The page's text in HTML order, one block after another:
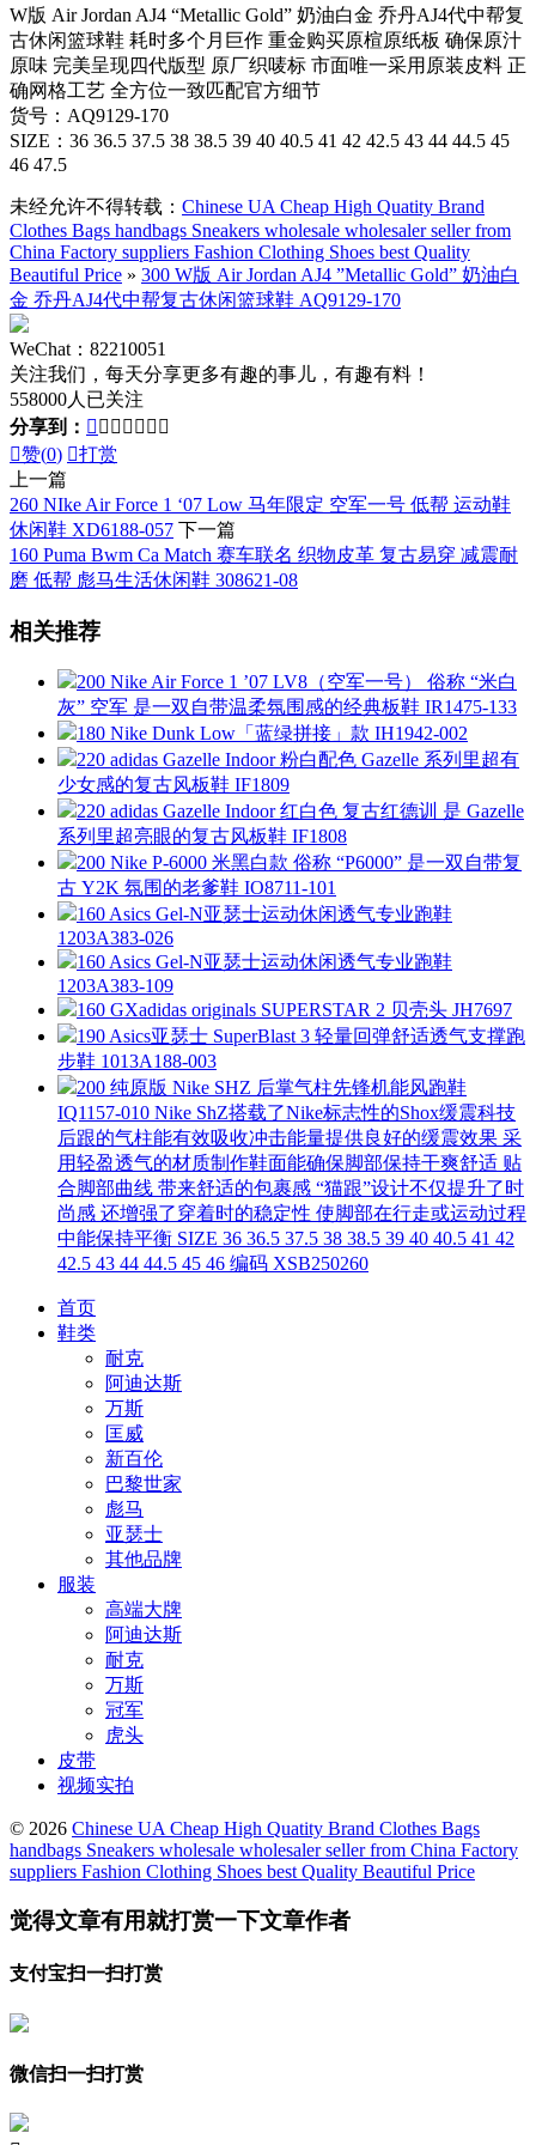
W版 Air Jordan AJ4 “Metallic Gold” 奶油白金 乔丹AJ4代中帮复
古休闲篮球鞋 耗时多个月巨作 重金购买原楦原纸板 确保原汁
原味 完美呈现四代版型 原厂织唛标 市面唯一采用原装皮料 正
确网格工艺 全方位一致匹配官方细节
货号：AQ9129-170
SIZE：36 36.5 37.5 38 38.5 39 40 40.5 41 42 42.5 43 44 44.5 45
46 47.5
未经允许不得转载： Chinese UA Cheap High Quatity Brand
Clothes Bags handbags Sneakers wholesale wholesaler seller from
China Factory suppliers Fashion Clothing Shoes best Quality
Beautiful Price » 300 W版 Air Jordan AJ4 ”Metallic Gold” 奶油白
金 乔丹AJ4代中帮复古休闲篮球鞋 AQ9129-170
WeChat：82210051
关注我们，每天分享更多有趣的事儿，有趣有料！
558000人已关注
分享到：       
赞(0) 打赏
上一篇
260 NIke Air Force 1 ‘07 Low 马年限定 空军一号 低帮 运动鞋
休闲鞋 XD6188-057 下一篇
160 Puma Bwm Ca Match 赛车联名 织物皮革 复古易穿 减震耐
磨 低帮 彪马生活休闲鞋 308621-08
相关推荐
200 Nike Air Force 1 ’07 LV8（空军一号） 俗称 “米白
灰” 空军 是一双自带温柔氛围感的经典板鞋 IR1475-133
180 Nike Dunk Low「蓝绿拼接」款 IH1942-002
220 adidas Gazelle Indoor 粉白配色 Gazelle 系列里超有
少女感的复古风板鞋 IF1809
220 adidas Gazelle Indoor 红白色 复古红德训 是 Gazelle
系列里超亮眼的复古风板鞋 IF1808
200 Nike P-6000 米黑白款 俗称 “P6000” 是一双自带复
古 Y2K 氛围的老爹鞋 IO8711-101
160 Asics Gel-N亚瑟士运动休闲透气专业跑鞋
1203A383-026
160 Asics Gel-N亚瑟士运动休闲透气专业跑鞋
1203A383-109
160 GXadidas originals SUPERSTAR 2 贝壳头 JH7697
190 Asics亚瑟士 SuperBlast 3 轻量回弹舒适透气支撑跑
步鞋 1013A188-003
200 纯原版 Nike SHZ 后掌气柱先锋机能风跑鞋
IQ1157-010 Nike ShZ搭载了Nike标志性的Shox缓震科技
后跟的气柱能有效吸收冲击能量提供良好的缓震效果 采
用轻盈透气的材质制作鞋面能确保脚部保持干爽舒适 贴
合脚部曲线 带来舒适的包裹感 “猫跟”设计不仅提升了时
尚感 还增强了穿着时的稳定性 使脚部在行走或运动过程
中能保持平衡 SIZE 36 36.5 37.5 38 38.5 39 40 40.5 41 42
42.5 43 44 44.5 45 46 编码 XSB250260
首页
鞋类
耐克
阿迪达斯
万斯
匡威
新百伦
巴黎世家
彪马
亚瑟士
其他品牌
服装
高端大牌
阿迪达斯
耐克
万斯
冠军
虎头
皮带
视频实拍
© 2026 Chinese UA Cheap High Quatity Brand Clothes Bags
handbags Sneakers wholesale wholesaler seller from China Factory
suppliers Fashion Clothing Shoes best Quality Beautiful Price
觉得文章有用就打赏一下文章作者
支付宝扫一扫打赏
微信扫一扫打赏